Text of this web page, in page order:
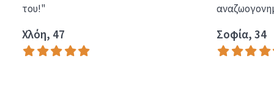
του!"
Χλόη, 47 Σοφία, 34